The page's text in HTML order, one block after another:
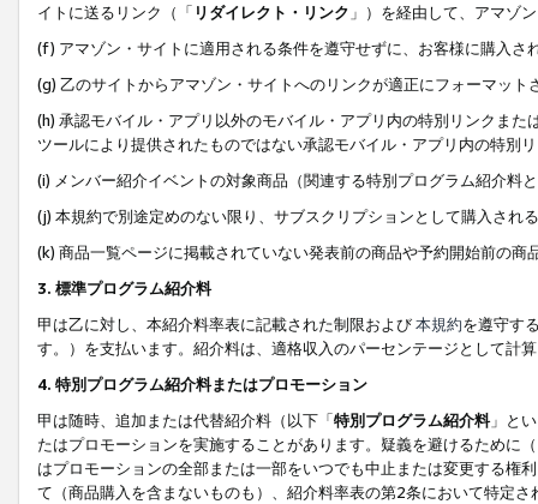
イトに送るリンク（「 リダイレクト・リンク 」）を経由して、アマゾ
(f) アマゾン・サイトに適用される条件を遵守せずに、お客様に購入さ
(g) 乙のサイトからアマゾン・サイトへのリンクが適正にフォーマッ
(h) 承認モバイル・アプリ以外のモバイル・アプリ内の特別リンクま
ツールにより提供されたものではない承認モバイル・アプリ内の特別
(i) メンバー紹介イベントの対象商品（関連する特別プログラム紹介料
(j) 本規約で別途定めのない限り、サブスクリプションとして購入され
(k) 商品一覧ページに掲載されていない発表前の商品や予約開始前の商
3. 標準プログラム紹介料
甲は乙に対し、本紹介料率表に記載された制限および本規約を遵守す
す。）を支払います。紹介料は、適格収入のパーセンテージとして計
4. 特別プログラム紹介料またはプロモーション
甲は随時、追加または代替紹介料（以下「特別プログラム紹介料」と
たはプロモーションを実施することがあります。疑義を避けるために
はプロモーションの全部または一部をいつでも中止または変更する権
て（商品購入を含まないものも）、紹介料率表の第2条において特定